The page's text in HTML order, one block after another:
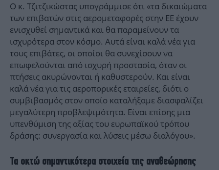
Ο κ. Τζιτζικώστας υπογράμμισε ότι «τα δικαιώματα
των επιβατών στις αερομεταφορές στην ΕΕ έχουν
ενισχυθεί σημαντικά και θα παραμείνουν τα
ισχυρότερα στον κόσμο. Αυτά είναι καλά νέα για
τους επιβάτες, οι οποίοι θα συνεχίσουν να
επωφελούνται από ισχυρή προστασία, όταν οι
πτήσεις ακυρώνονται ή καθυστερούν. Και είναι
καλά νέα για τις αεροπορικές εταιρείες, διότι ο
συμβιβασμός στον οποίο καταλήξαμε διασφαλίζει
μεγαλύτερη προβλεψιμότητα. Είναι επίσης μια
υπενθύμιση της αξίας του ευρωπαϊκού τρόπου
δράσης: συνεργασία και λύσεις μέσω διαλόγου».
Τα οκτώ σημαντικότερα στοιχεία της αναθεώρησης